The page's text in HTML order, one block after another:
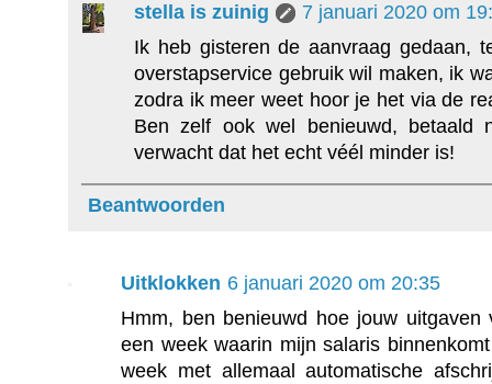
stella is zuinig
7 januari 2020 om
Ik heb gisteren de aanvraag gedaan,
overstapservice gebruik wil maken, ik
zodra ik meer weet hoor je het via de
Ben zelf ook wel benieuwd,
verwacht dat het echt véél minder is!
Beantwoorden
Uitklokken 6 januari 2020 om 20:35
Hmm, ben benieuwd hoe jouw
een week waarin mijn salaris
week met allemaal automatische